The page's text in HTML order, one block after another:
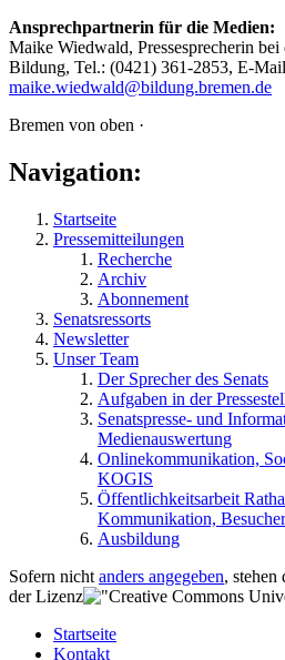
Ansprechpartnerin für die Medien:
Maike Wiedwald, Pressesprecherin
Bildung, Tel.: (0421) 361-2853, E-
maike.wiedwald@bildung.bremen.de
Bremen von oben ·
Navigation:
Startseite
Pressemitteilungen
Recherche
Archiv
Abonnement
Senatsressorts
Newsletter
Unser Team
Der Sprecher des Senats
Aufgaben in der
Senatspresse- und
Medienauswertung
Onlinekommunikation,
KOGIS
Öffentlichkeitsarbeit
Kommunikation,
Ausbildung
Sofern nicht anders angegeben, stehen
der Lizenz
Startseite
Kontakt